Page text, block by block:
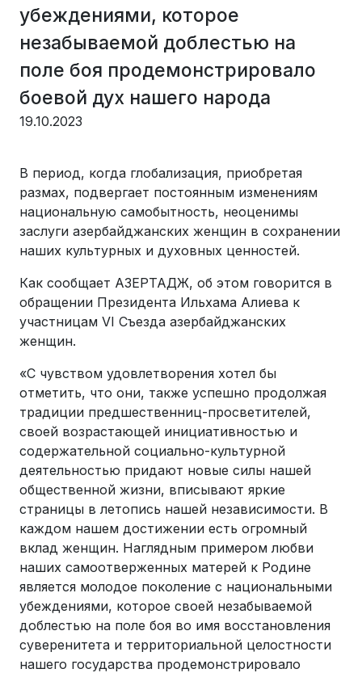
убеждениями, которое
незабываемой доблестью на
поле боя продемонстрировало
боевой дух нашего народа
19.10.2023
В период, когда глобализация, приобретая
размах, подвергает постоянным изменениям
национальную самобытность, неоценимы
заслуги азербайджанских женщин в сохранении
наших культурных и духовных ценностей.
Как сообщает АЗЕРТАДЖ, об этом говорится в
обращении Президента Ильхама Алиева к
участницам VI Съезда азербайджанских
женщин.
«С чувством удовлетворения хотел бы
отметить, что они, также успешно продолжая
традиции предшественниц-просветителей,
своей возрастающей инициативностью и
содержательной социально-культурной
деятельностью придают новые силы нашей
общественной жизни, вписывают яркие
страницы в летопись нашей независимости. В
каждом нашем достижении есть огромный
вклад женщин. Наглядным примером любви
наших самоотверженных матерей к Родине
является молодое поколение с национальными
убеждениями, которое своей незабываемой
доблестью на поле боя во имя восстановления
суверенитета и территориальной целостности
нашего государства продемонстрировало